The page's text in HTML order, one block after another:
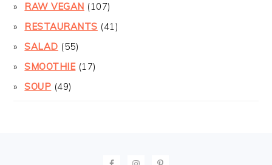
RAW VEGAN (107)
RESTAURANTS (41)
SALAD (55)
SMOOTHIE(17)
SOUP (49)